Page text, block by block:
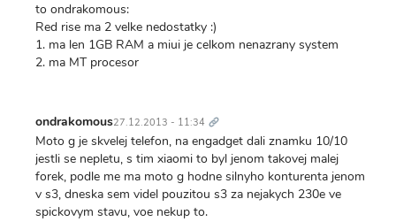
to ondrakomous:
Red rise ma 2 velke nedostatky :)
1. ma len 1GB RAM a miui je celkom nenazrany system
2. ma MT procesor
ondrakomous27.12.2013 - 11:34 odkaz
Moto g je skvelej telefon, na engadget dali znamku 10/10
jestli se nepletu, s tim xiaomi to byl jenom takovej malej
forek, podle me ma moto g hodne silnyho konturenta jenom
v s3, dneska sem videl pouzitou s3 za nejakych 230e ve
spickovym stavu, voe nekup to.